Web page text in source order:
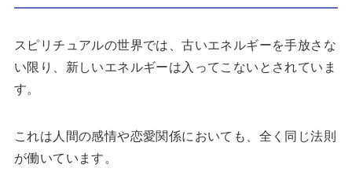
スピリチュアルの世界では、古いエネルギーを手放さな
い限り、新しいエネルギーは入ってこないとされていま
す。
これは人間の感情や恋愛関係においても、全く同じ法則
が働いています。